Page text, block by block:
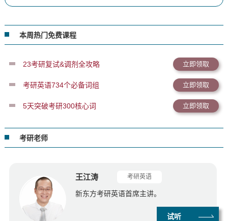
本周热门免费课程
23考研复试&调剂全攻略 立即领取
考研英语734个必备词组 立即领取
5天突破考研300核心词 立即领取
考研老师
王江涛 考研英语
新东方考研英语首席主讲。
试听